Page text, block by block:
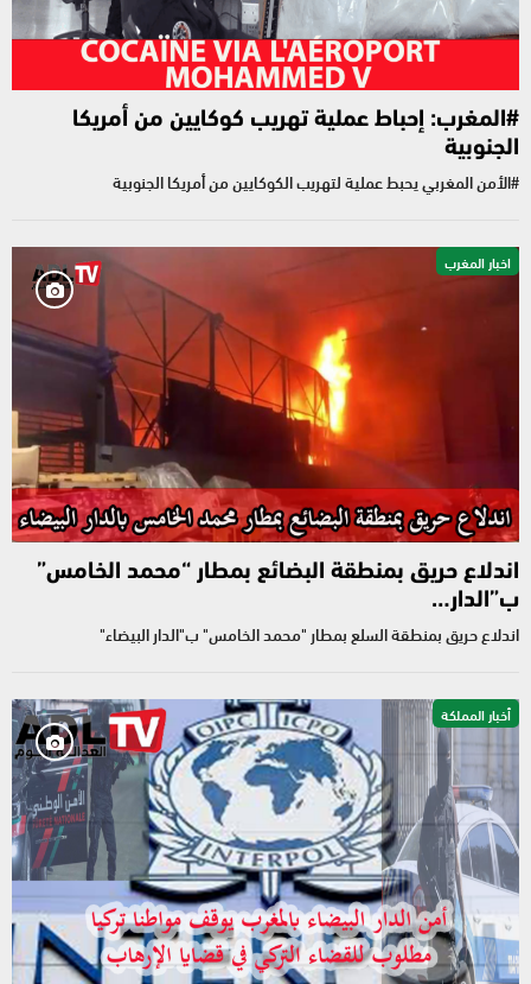
#المغرب: إحباط عملية تهريب كوكايين من أمريكا
الجنوبية
#الأمن المغربي يحبط عملية لتهريب الكوكايين من أمريكا الجنوبية
اخبار المغرب
اندلاع حريق بمنطقة البضائع بمطار “محمد الخامس”
ب”الدار…
اندلاع حريق بمنطقة السلع بمطار "محمد الخامس" ب"الدار البيضاء"
أخبار المملكة